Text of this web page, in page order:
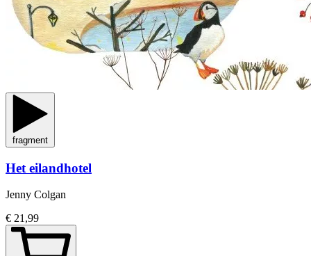
fragment
Het eilandhotel
Jenny Colgan
€ 21,99